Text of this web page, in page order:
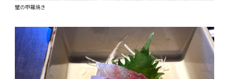
蟹の甲羅焼き